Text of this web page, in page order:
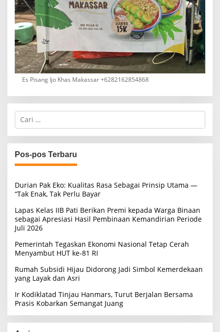
Es Pisang Ijo Khas Makassar +6282162854868
C
i
u
n
t
k
:
Pos-pos Terbaru
Durian Pak Eko: Kualitas Rasa Sebagai Prinsip Utama —
“Tak Enak, Tak Perlu Bayar
Lapas Kelas IIB Pati Berikan Premi kepada Warga Binaan
sebagai Apresiasi Hasil Pembinaan Kemandirian Periode
Juli 2026
Pemerintah Tegaskan Ekonomi Nasional Tetap Cerah
Menyambut HUT ke-81 RI
Rumah Subsidi Hijau Didorong Jadi Simbol Kemerdekaan
yang Layak dan Asri
Ir Kodiklatad Tinjau Hanmars, Turut Berjalan Bersama
Prasis Kobarkan Semangat Juang